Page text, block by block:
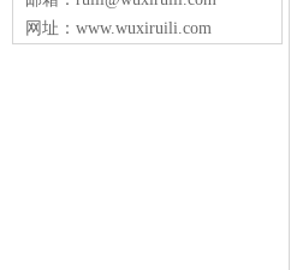
网址：www.wuxiruili.com